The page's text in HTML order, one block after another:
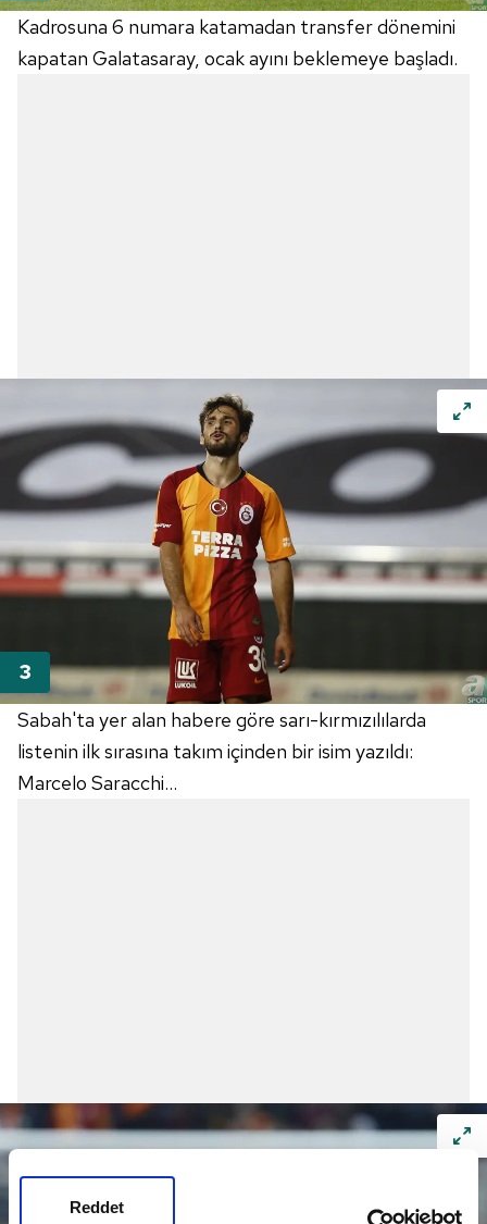
Reddet
Kadrosuna 6 numara katamadan transfer dönemini
kapatan Galatasaray, ocak ayını beklemeye başladı.
Sabah'ta yer alan habere göre sarı-kırmızılılarda
listenin ilk sırasına takım içinden bir isim yazıldı:
Marcelo Saracchi...